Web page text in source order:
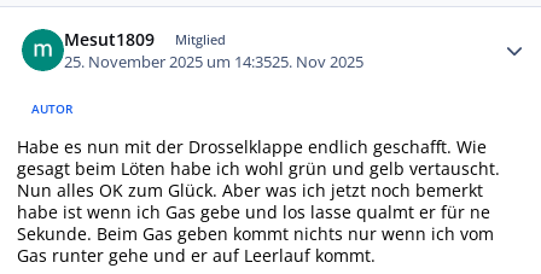
Mesut1809 Mitglied
25. November 2025 um 14:3525. Nov 2025
AUTOR
Habe es nun mit der Drosselklappe endlich geschafft. Wie
gesagt beim Löten habe ich wohl grün und gelb vertauscht.
Nun alles OK zum Glück. Aber was ich jetzt noch bemerkt
habe ist wenn ich Gas gebe und los lasse qualmt er für ne
Sekunde. Beim Gas geben kommt nichts nur wenn ich vom
Gas runter gehe und er auf Leerlauf kommt.